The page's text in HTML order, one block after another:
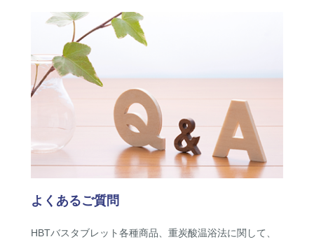
よくあるご質問
HBTバスタブレット各種商品、重炭酸温浴法に関して、